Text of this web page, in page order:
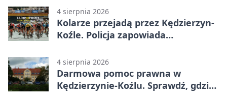
4 sierpnia 2026
Kolarze przejadą przez Kędzierzyn-
Koźle. Policja zapowiada
4 sierpnia 2026
Darmowa pomoc prawna w
Kędzierzynie-Koźlu. Sprawdź, gdzie